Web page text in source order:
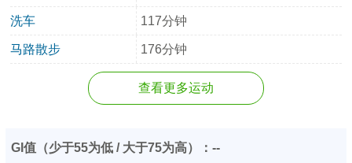
洗车 117分钟
马路散步 176分钟
查看更多运动
GI值（少于55为低 / 大于75为高）：--